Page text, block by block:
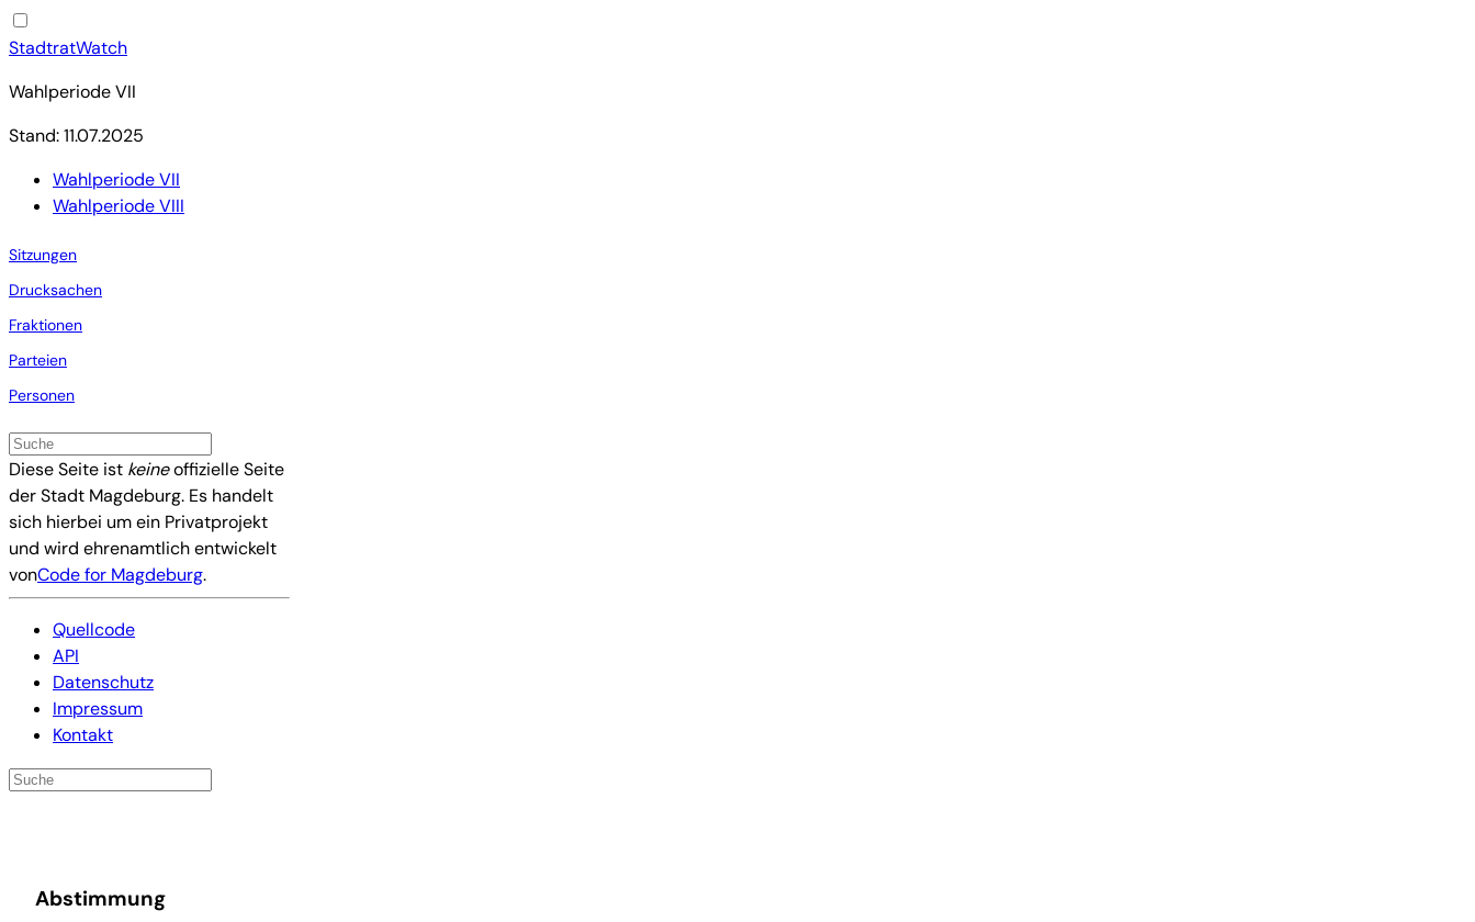
StadtratWatch
Wahlperiode VII
Stand: 11.07.2025
Wahlperiode VII
Wahlperiode VIII
Sitzungen
Drucksachen
Fraktionen
Parteien
Personen
Diese Seite ist keineoffizielle Seite
der Stadt Magdeburg. Es handelt
sich hierbei um ein Privatprojekt
und wird ehrenamtlich entwickelt
vonCode for Magdeburg.
Quellcode
API
Datenschutz
Impressum
Kontakt
Abstimmung